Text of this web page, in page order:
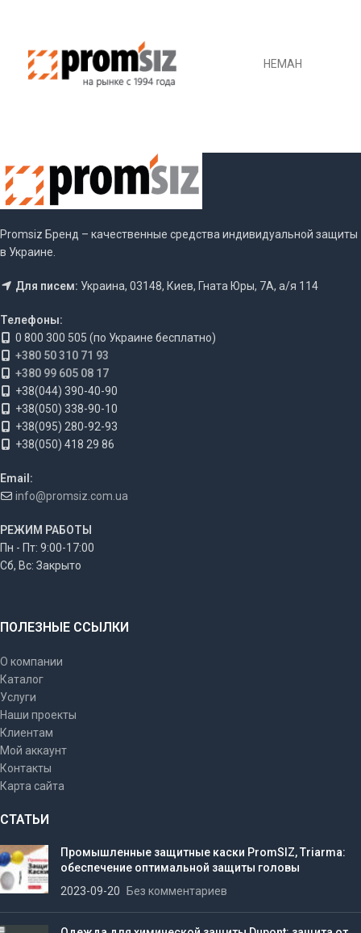
НЕМАН
Promsiz Бренд – качественные средства индивидуальной защиты
в Украине.
Для писем: Украина, 03148, Киев, Гната Юры, 7А, а/я 114
Телефоны:
0 800 300 505 (по Украине бесплатно)
+380 50 310 71 93
+380 99 605 08 17
+38(044) 390-40-90
+38(050) 338-90-10
+38(095) 280-92-93
+38(050) 418 29 86
Email:
info@promsiz.com.ua
РЕЖИМ РАБОТЫ
Пн - Пт: 9:00-17:00
Сб, Вс: Закрыто
ПОЛЕЗНЫЕ ССЫЛКИ
О компании
Каталог
Услуги
Наши проекты
Клиентам
Мой аккаунт
Контакты
Карта сайта
СТАТЬИ
Промышленные защитные каски PromSIZ, Triarma:
обеспечение оптимальной защиты головы
2023-09-20
Без комментариев